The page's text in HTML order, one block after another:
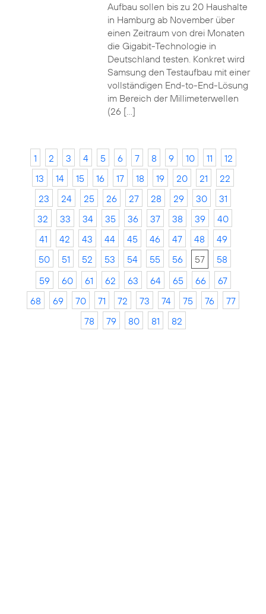
Aufbau sollen bis zu 20 Haushalte
in Hamburg ab November über
einen Zeitraum von drei Monaten
die Gigabit-Technologie in
Deutschland testen. Konkret wird
Samsung den Testaufbau mit einer
vollständigen End-to-End-Lösung
im Bereich der Millimeterwellen
(26 […]
1 2 3 4 5 6 7 8 9 10 11
12
13
14 15 16 17 18 19 20 21
22
23
24 25 26 27 28 29 30
31
32
33 34 35 36 37 38 39
40
41
42 43 44 45 46 47 48
49
50
51 52 53 54 55 56 57
58
59
60 61 62 63 64 65 66
67
68
69 70 71 72 73 74 75 76
77
78
79 80 81 82